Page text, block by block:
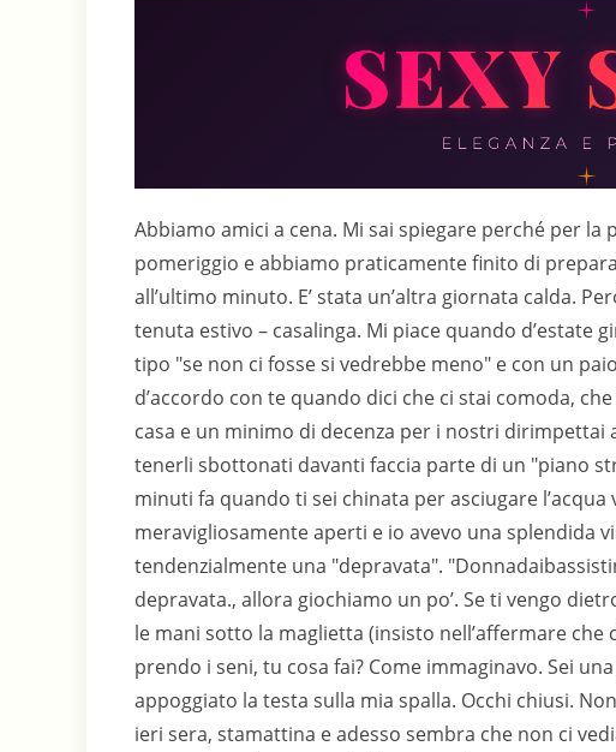
Abbiamo amici a cena. Mi sai spiegare perché per
pomeriggio e abbiamo praticamente finito di
all’ultimo minuto. E’ stata un’altra giornata calda.
tenuta estivo – casalinga. Mi piace quando d’estate
tipo "se non ci fosse si vedrebbe meno" e con un
d’accordo con te quando dici che ci stai comoda,
casa e un minimo di decenza per i nostri dirimpettai
tenerli sbottonati davanti faccia parte di un "piano
minuti fa quando ti sei chinata per asciugare
meravigliosamente aperti e io avevo una splendida
tendenzialmente una "depravata".
depravata., allora giochiamo un po’. Se ti vengo
le mani sotto la maglietta (insisto nell’affermare
prendo i seni, tu cosa fai? Come immaginavo. Sei
appoggiato la testa sulla mia spalla. Occhi chiusi.
ieri sera, stamattina e adesso sembra che non ci